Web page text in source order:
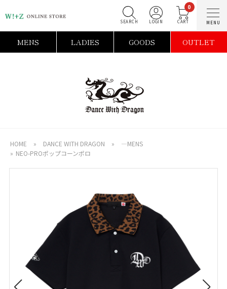
0
MENS LADIES GOODS OUTLET
HOME » DANCE WITH DRAGON »
―MENS
» NEO-PROポップコーンポロ